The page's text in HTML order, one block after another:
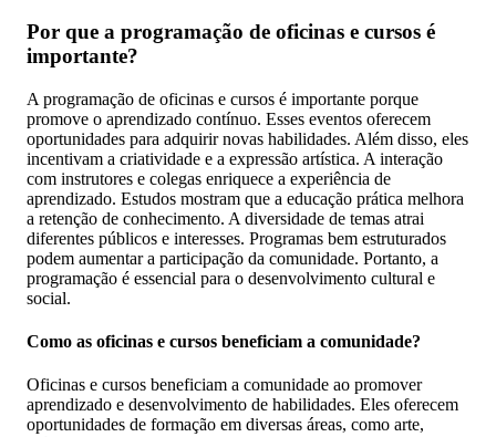
Por que a programação de oficinas e cursos é
importante?
A programação de oficinas e cursos é importante porque
promove o aprendizado contínuo. Esses eventos oferecem
oportunidades para adquirir novas habilidades. Além disso, eles
incentivam a criatividade e a expressão artística. A interação
com instrutores e colegas enriquece a experiência de
aprendizado. Estudos mostram que a educação prática melhora
a retenção de conhecimento. A diversidade de temas atrai
diferentes públicos e interesses. Programas bem estruturados
podem aumentar a participação da comunidade. Portanto, a
programação é essencial para o desenvolvimento cultural e
social.
Como as oficinas e cursos beneficiam a comunidade?
Oficinas e cursos beneficiam a comunidade ao promover
aprendizado e desenvolvimento de habilidades. Eles oferecem
oportunidades de formação em diversas áreas, como arte,